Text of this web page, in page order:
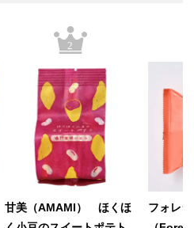
2
甘美（AMAMI） ほくほ
フォレ